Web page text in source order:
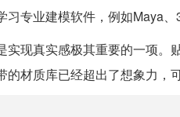
专业建模软件，例如Maya
现真实感极其重要的一项
材质库已经超出了想象力